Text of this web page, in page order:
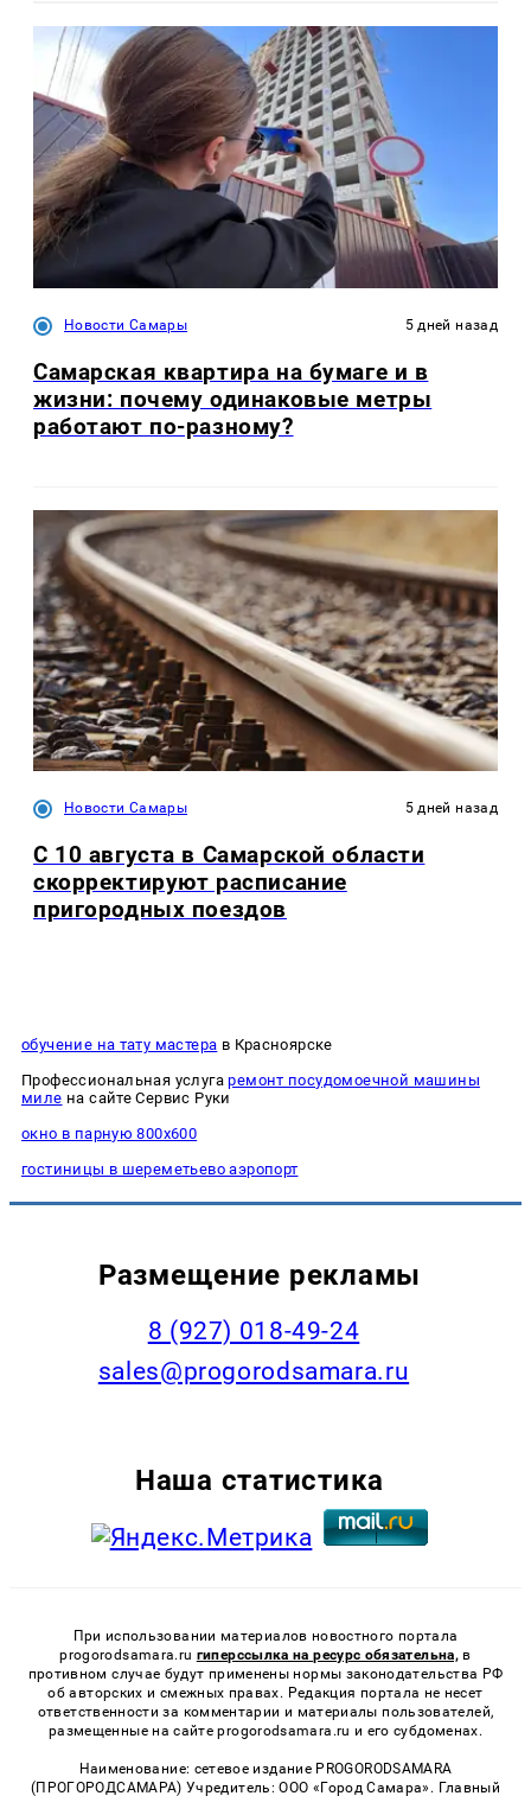
Новости Самары 5 дней назад
Самарская квартира на бумаге и в
жизни: почему одинаковые метры
работают по-разному?
Новости Самары 5 дней назад
С 10 августа в Самарской области
скорректируют расписание
пригородных поездов
обучение на тату мастера в Красноярске
Профессиональная услугаремонт посудомоечной машины
миле на сайте Сервис Руки
окно в парную 800х600
гостиницы в шереметьево аэропорт
Размещение рекламы
8 (927) 018-49-24
sales@progorodsamara.ru
Наша статистика
При использовании материалов новостного портала
progorodsamara.ru гиперссылка на ресурс обязательна, в
противном случае будут применены нормы законодательства РФ
об авторских и смежных правах. Редакция портала не несет
ответственности за комментарии и материалы пользователей,
размещенные на сайте progorodsamara.ru и его субдоменах.
Наименование: сетевое издание PROGORODSAMARA
(ПРОГОРОДСАМАРА) Учредитель: ООО «Город Самара». Главный